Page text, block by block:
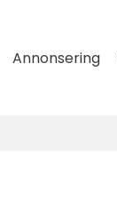
Annonsering